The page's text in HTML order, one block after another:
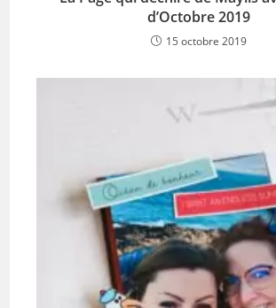
d’Octobre 2019
15 octobre 2019